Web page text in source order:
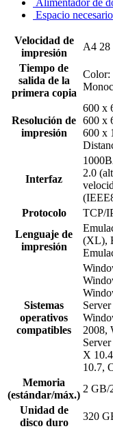
Alimentador de
Espacio necesario
Velocidad de
impresión
A4 28
Tiempo de
salida de la
primera copia
Color:
Resolución de
impresión
600 x
600 x
600 x
Interfaz
2.0
Protocolo
TCP/
Lenguaje de
impresión
(XL),
Sistemas
operativos
compatibles
2008,
X
10.7,
Memoria
(estándar/máx.)
2 GB/
Unidad de
disco duro
320